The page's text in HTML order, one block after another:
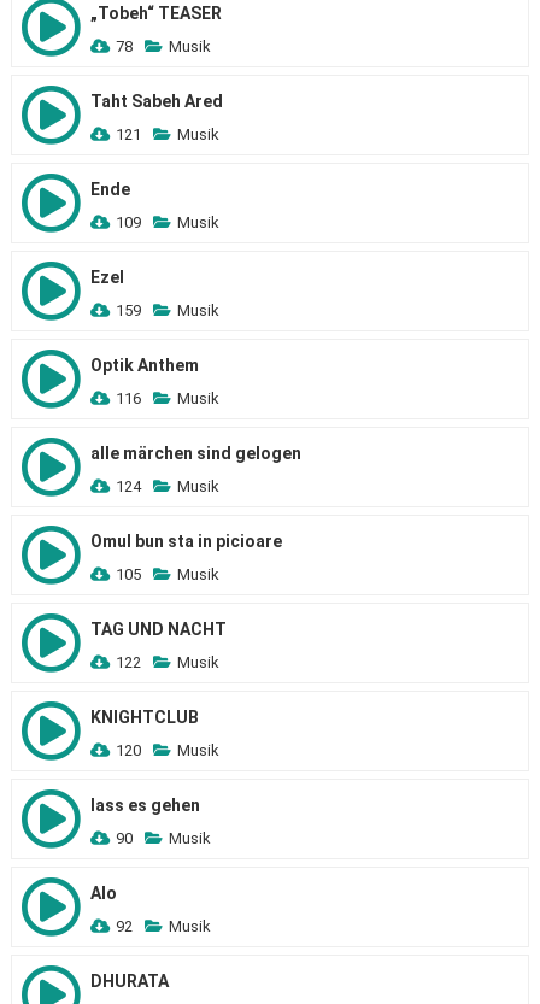
„Tobeh“ TEASER
78 Musik
Taht Sabeh Ared
121 Musik
Ende
109 Musik
Ezel
159 Musik
Optik Anthem
116 Musik
alle märchen sind gelogen
124 Musik
Omul bun sta in picioare
105 Musik
TAG UND NACHT
122 Musik
KNIGHTCLUB
120 Musik
lass es gehen
90 Musik
Alo
92 Musik
DHURATA